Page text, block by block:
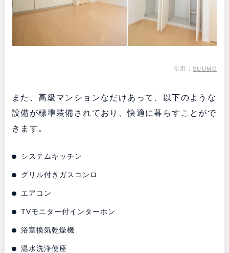
引用：SUUMO
また、高級マンションなだけあって、以下のような
設備が標準装備されており、快適に暮らすことがで
きます。
システムキッチン
グリル付きガスコンロ
エアコン
TVモニター付インターホン
浴室換気乾燥機
温水洗浄便座